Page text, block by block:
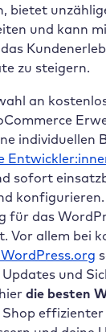
bietet
und kann
zu steigern.
an
individuellen
sofort
für das
Vor allem bei
WordPress.org
und
die besten
Shop